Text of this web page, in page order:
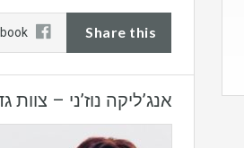
Share this
אנג’ליקה נוז’ני – צוות